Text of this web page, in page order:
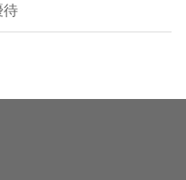
待